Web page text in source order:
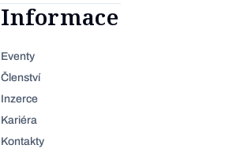
Informace
Eventy
Členství
Inzerce
Kariéra
Kontakty